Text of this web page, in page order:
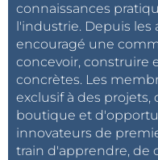
connaissances
l'industrie. Depuis les
encouragé une
concevoir, construire
concrètes. Les
exclusif à des
boutique et
innovateurs de
train d'apprendre, de